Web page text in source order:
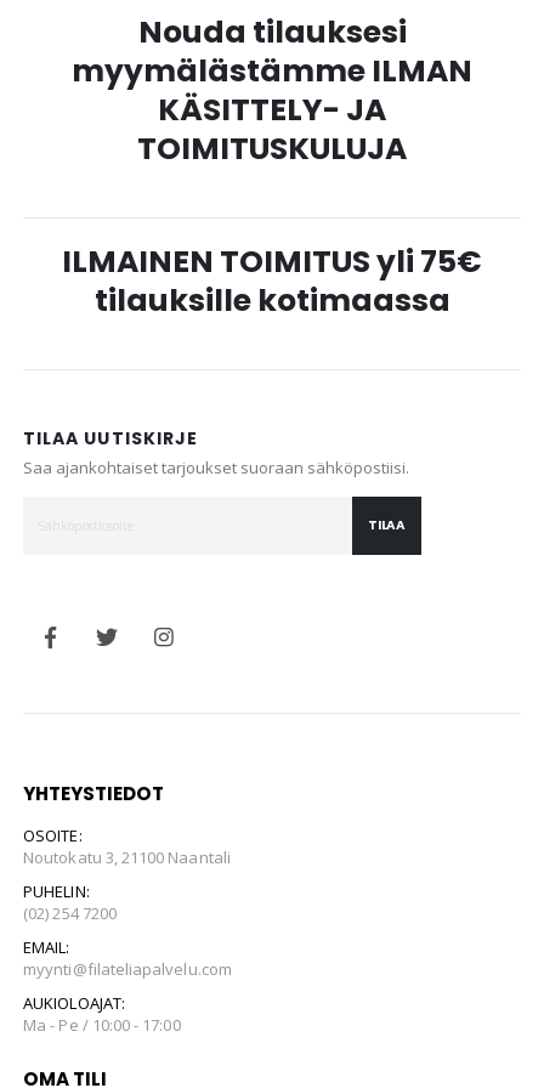
Nouda tilauksesi
myymälästämme ILMAN
KÄSITTELY- JA
TOIMITUSKULUJA
ILMAINEN TOIMITUS yli 75€
tilauksille kotimaassa
TILAA UUTISKIRJE
Saa ajankohtaiset tarjoukset suoraan sähköpostiisi.
TILAA
YHTEYSTIEDOT
OSOITE:
Noutokatu 3, 21100 Naantali
PUHELIN:
(02) 254 7200
EMAIL:
myynti@filateliapalvelu.com
AUKIOLOAJAT:
Ma - Pe / 10:00 - 17:00
OMA TILI